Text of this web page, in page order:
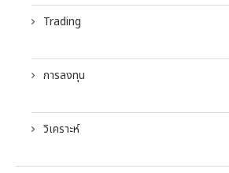
Trading
การลงทุน
วิเคราะห์